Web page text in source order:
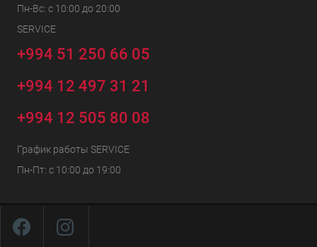
Пн-Вс: с 10:00 до 20:00
SERVICE
+994 51 250 66 05
+994 12 497 31 21
+994 12 505 80 08
График работы SERVICE
Пн-Пт: с 10:00 до 19:00